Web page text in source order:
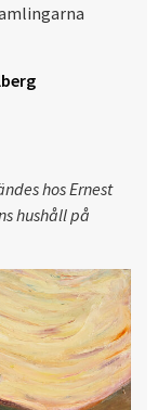
hos Ernest
hushåll på